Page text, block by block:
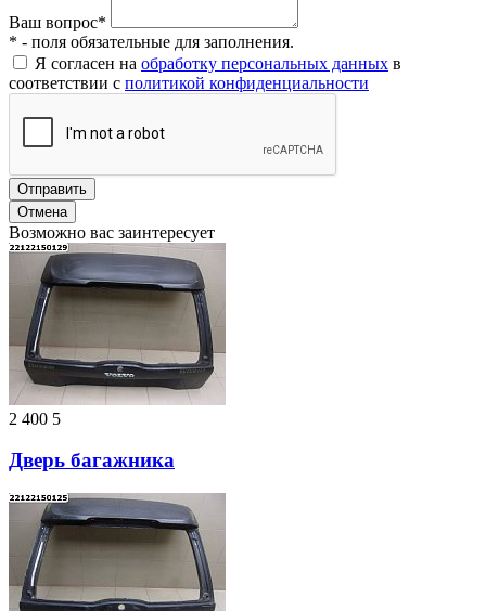
Ваш вопрос*
* - поля обязательные для заполнения.
Я согласен на обработку персональных данных в
соответствии с политикой конфиденциальности
Отправить
Отмена
Возможно вас заинтересует
2 400 5
Дверь багажника